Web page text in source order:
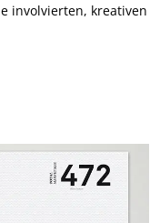
involvierten, kreativen